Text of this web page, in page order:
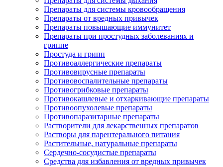
Препараты для системы кровообращения
Препараты от вредных привычек
Препараты повышающие иммунитет
Препараты при простудных заболеваниях и
гриппе
Простуда и грипп
Противоаллергические препараты
Противовирусные препараты
Противовоспалительные препараты
Противогрибковые препараты
Противокашлевые и отхаркивающие препараты
Противоопухолевые препараты
Противопаразитарные препараты
Растворители для лекарственных препаратов
Растворы для парентерального питания
Растительные, натуральные препараты
Сердечно-сосудистые препараты
Средства для избавления от вредных привычек